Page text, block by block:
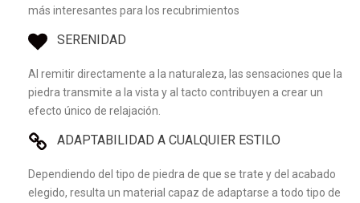
más interesantes para los recubrimientos
SERENIDAD
Al remitir directamente a la naturaleza, las sensaciones que la
piedra transmite a la vista y al tacto contribuyen a crear un
efecto único de relajación.
ADAPTABILIDAD A CUALQUIER ESTILO
Dependiendo del tipo de piedra de que se trate y del acabado
elegido, resulta un material capaz de adaptarse a todo tipo de